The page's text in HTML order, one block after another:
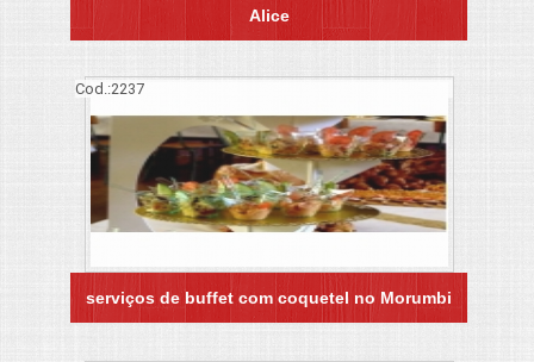
Alice
Cod.:2237
serviços de buffet com coquetel no Morumbi